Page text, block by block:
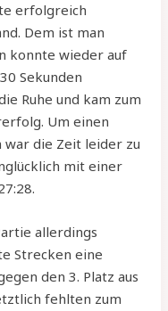
erfolgreich
Dem ist man
konnte wieder auf
Sekunden
Ruhe und kam zum
Um einen
die Zeit leider zu
mit einer
allerdings
Strecken eine
den 3. Platz aus
fehlten zum